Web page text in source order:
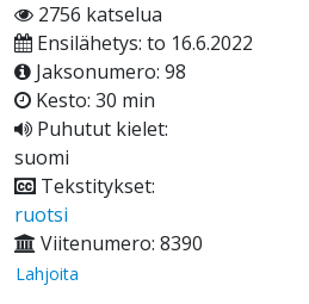
2756 katselua
Ensilähetys: to 16.6.2022
Jaksonumero: 98
Kesto: 30 min
Puhutut kielet:
suomi
Tekstitykset:
ruotsi
Viitenumero: 8390
Lahjoita